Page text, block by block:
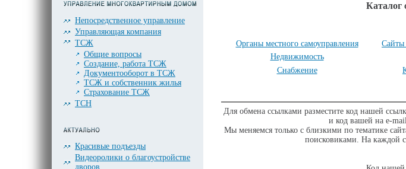
Непосредственное управление
Управляющая компания
ТСЖ
Общие вопросы
Создание, работа ТСЖ
Документооборот в ТСЖ
ТСЖ и собственник жилья
Страхование ТСЖ
ТСН
Красивые подъезды
Видеоролики о благоустройстве
дворов
Каталог
Органы местного самоуправления
Недвижимость
Снабжение
Для обмена ссылками разместите код нашей
и код вашей на e-
Мы меняемся только с близкими по тематике
поисковиками. На каждой